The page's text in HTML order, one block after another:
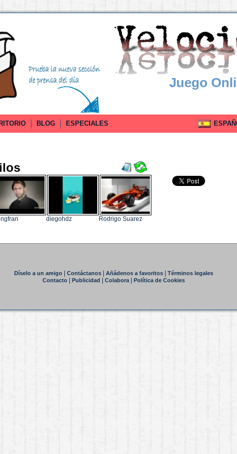
Juego
BLOG ESPECIALES
diegohdz Rodrigo Suarez
Díselo a un amigo| Contáctanos| Añádenos a favoritos|
Términos legales
Contacto| Publicidad Colabora| Política de Cookies